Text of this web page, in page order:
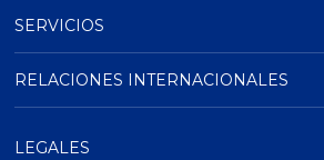
SERVICIOS
RELACIONES INTERNACIONALES
LEGALES